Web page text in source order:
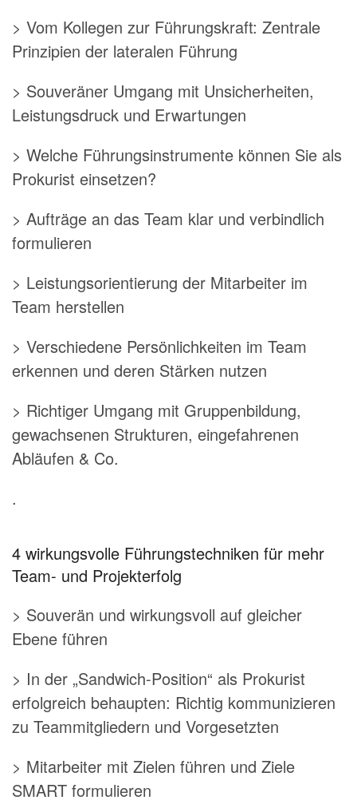
> Vom Kollegen zur Führungskraft: Zentrale
Prinzipien der lateralen Führung
> Souveräner Umgang mit Unsicherheiten,
Leistungsdruck und Erwartungen
> Welche Führungsinstrumente können Sie als
Prokurist einsetzen?
> Aufträge an das Team klar und verbindlich
formulieren
> Leistungsorientierung der Mitarbeiter im
Team herstellen
> Verschiedene Persönlichkeiten im Team
erkennen und deren Stärken nutzen
> Richtiger Umgang mit Gruppenbildung,
gewachsenen Strukturen, eingefahrenen
Abläufen & Co.
.
4 wirkungsvolle Führungstechniken für mehr
Team- und Projekterfolg
> Souverän und wirkungsvoll auf gleicher
Ebene führen
> In der „Sandwich-Position“ als Prokurist
erfolgreich behaupten: Richtig kommunizieren
zu Teammitgliedern und Vorgesetzten
> Mitarbeiter mit Zielen führen und Ziele
SMART formulieren